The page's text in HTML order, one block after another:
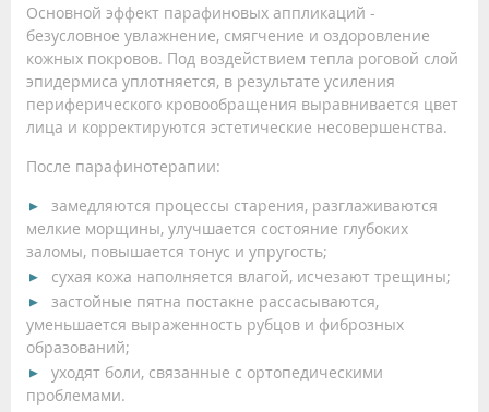
Основной эффект парафиновых аппликаций -
безусловное увлажнение, смягчение и оздоровление
кожных покровов. Под воздействием тепла роговой слой
эпидермиса уплотняется, в результате усиления
периферического кровообращения выравнивается цвет
лица и корректируются эстетические несовершенства.
После парафинотерапии:
замедляются процессы старения, разглаживаются
мелкие морщины, улучшается состояние глубоких
заломы, повышается тонус и упругость;
сухая кожа наполняется влагой, исчезают трещины;
застойные пятна постакне рассасываются,
уменьшается выраженность рубцов и фиброзных
образований;
уходят боли, связанные с ортопедическими
проблемами.